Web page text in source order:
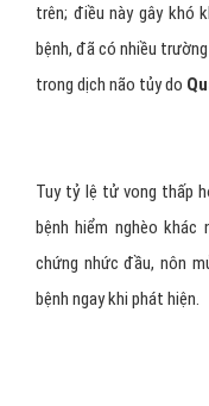
trên; điều này gây khó
bệnh, đã có nhiều
trong dịch não tủy do
Tuy tỷ lệ tử vong thấp
bệnh hiểm nghèo
chứng nhức đầu, nôn
bệnh ngay khi phát hiện.